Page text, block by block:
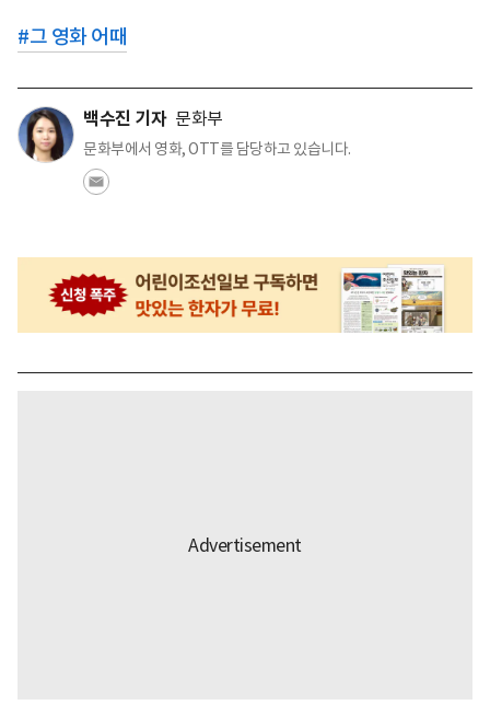
#그 영화 어때
백수진 기자 문화부
문화부에서 영화, OTT를 담당하고 있습니다.